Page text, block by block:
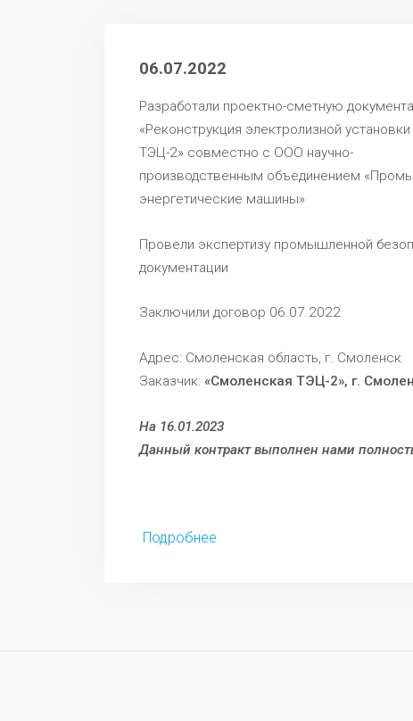
06.07.2022
Разработали проектно-сметную
«Реконструкция электролизной
ТЭЦ-2» совместно с ООО научно-
производственным объединением
энергетические машины»
Провели экспертизу промышленной
документации
Заключили договор 06.07.2022
Адрес: Смоленская область, г. Смоленск
Заказчик: «Смоленская ТЭЦ-2», г.
На 16.01.2023
Данный контракт выполнен нами
Подробнее